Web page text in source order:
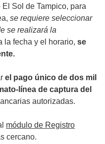
Sol de Tampico, para
se requiere seleccionar
se realizará la
la fecha y el horario, se
el pago único de dos mil
línea de captura del
autorizadas.
módulo de Registro
cercano.